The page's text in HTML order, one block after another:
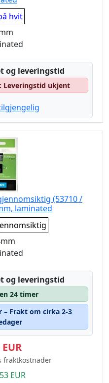
hvit
og leveringstid
Leveringstid ukjent
(53710 /
laminated
og leveringstid
24 timer
– Frakt om cirka 2-3
fraktkostnader
EUR